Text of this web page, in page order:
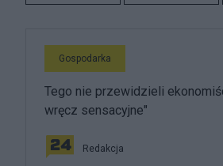
Gospodarka
Tego nie przewidzieli
wręcz sensacyjne"
Redakcja